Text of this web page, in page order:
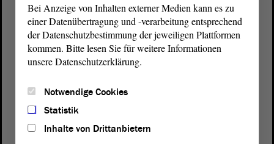
Bei Anzeige von Inhalten externer Medien kann es zu
einer Datenübertragung und -verarbeitung entsprechend
der Datenschutzbestimmung der jeweiligen Plattformen
kommen. Bitte lesen Sie für weitere Informationen
unsere Datenschutzerklärung.
Notwendige Cookies
Statistik
Inhalte von Drittanbietern